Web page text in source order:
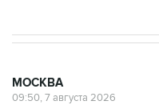
МОСКВА
09:50, 7 августа 2026